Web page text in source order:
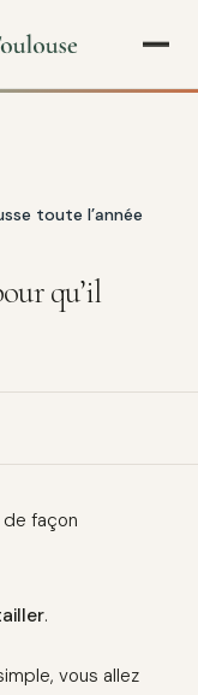
toute l’année
qu’il
façon
.
vous allez